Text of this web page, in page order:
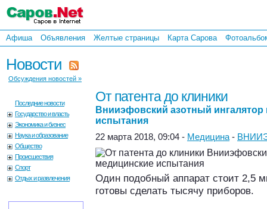
Афиша Объявления Желтые страницы Карта Сарова
Новости
Обсуждения новостей »
Последние новости
Государство и власть
Экономика и бизнес
Наука и образование
Общество
Происшествия
Спорт
Отдых и развлечения
От патента до клиники
Внииэфовский азотный
испытания
22 марта 2018, 09:04 - Медицина -
Один подобный аппарат стоит 2,5
готовы сделать тысячу приборов.